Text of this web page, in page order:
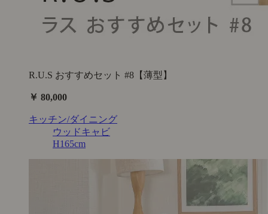
R.U.S おすすめセット #8【薄型】
￥ 80,000
キッチン/ダイニング
ウッドキャビ
H165cm